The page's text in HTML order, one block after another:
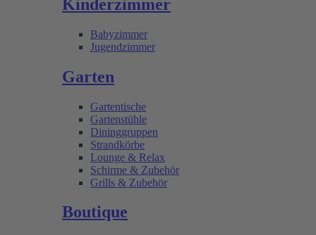
Kinderzimmer
Babyzimmer
Jugendzimmer
Garten
Gartentische
Gartenstühle
Dininggruppen
Strandkörbe
Lounge & Relax
Schirme & Zubehör
Grills & Zubehör
Boutique